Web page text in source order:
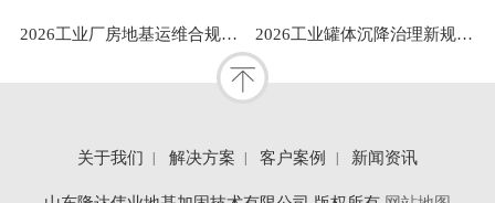
2026工业厂房地基运维合规指南：专业地坪修复服务商的稳定性测评与选型参考 2026工业罐体沉降治理新规范：标准化扶正流程与专业服务体系深度解析
关于我们 解决方案 客户案例 新闻资讯